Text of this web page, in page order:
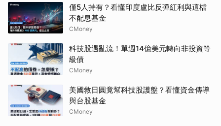
僅5人持有？看懂印度盧比反彈紅利與這檔
不配息基金
CMoney
科技股遇亂流！單週14億美元轉向非投資等
級債
CMoney
美國救日圓竟幫科技股護盤？看懂資金傳導
與台股基金
CMoney